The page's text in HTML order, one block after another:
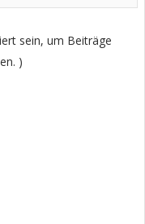
sein, um Beiträge
)